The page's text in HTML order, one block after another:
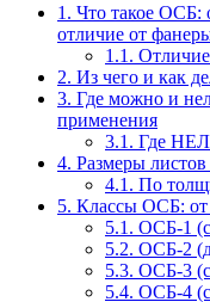
1. Что такое ОСБ:
отличие от
1.1.
2. Из чего и как
3. Где можно и
применения
3.1. Где
4. Размеры
4.1. По
5. Классы ОСБ:
5.1. ОСБ-1
5.2. ОСБ-2
5.3. ОСБ-3
5.4. ОСБ-4